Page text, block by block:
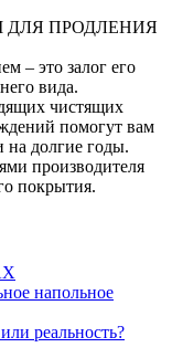
ПРОДЛЕНИЯ
– это залог его
вида.
чистящих
помогут вам
на долгие годы.
производителя
покрытия.
напольное
реальность?